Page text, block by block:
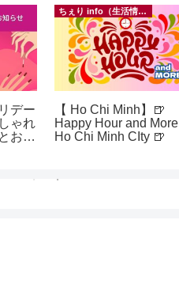
デー
ゃれ
お世
ちぇり info（生活情報）
【 Ho Chi Minh】🍺
Happy Hour and
Ho Chi Minh CIty 🍺